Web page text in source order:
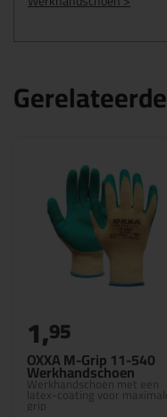
OXXA M-Grip 11-540
Werkhandschoen
Werkhandschoen met een
latex-coating voor
grip
1,95